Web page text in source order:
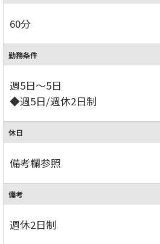
60分
勤務条件
週5日～5日
◆週5日/週休2日制
休日
備考欄参照
備考
週休2日制